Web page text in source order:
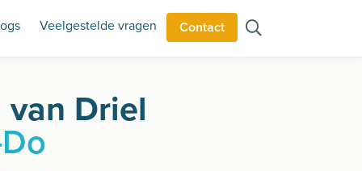
Veelgestelde vragen Contact
Driel